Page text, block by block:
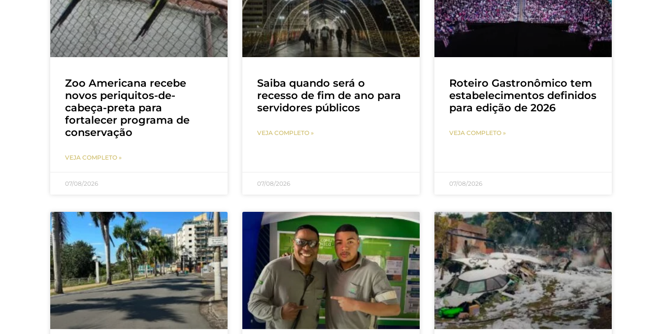
Zoo Americana recebe
novos periquitos-de-
cabeça-preta para
fortalecer programa de
conservação
VEJA COMPLETO »
07/08/2026
Saiba quando será o
recesso de fim de ano para
servidores públicos
VEJA COMPLETO »
07/08/2026
Roteiro Gastronômico tem
estabelecimentos definidos
para edição de 2026
VEJA COMPLETO »
07/08/2026